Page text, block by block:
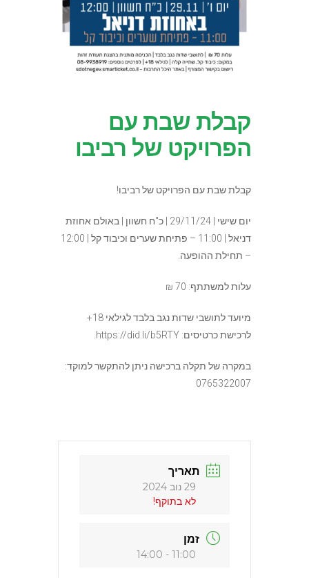
קבלת שבת עם
הפרויקט של רביבו
קבלת שבת עם הפרויקט של רביבו!
יום שישי | 29/11/24 | כ"ח חשוון | באולם אחוזת
דניאל | 11:00 – פתיחת שערים וכיבוד קל | 12:00
– תחילת ההופעה.
עלות למשתתף: 70 ₪
מיועד לתושבי שדות נגב בלבד לגילאי 18+
לרכישת כרטיסים: https://did.li/b5RTY.
במקרה של תקלה ברכישה ניתן להתקשר למוקד:
0765322007
תאריך
29 נוב 2024
לא בתוקף!
זמן
11:00 - 14:00